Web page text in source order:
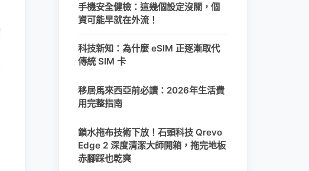
手機安全健檢：這幾個設定沒關，個
資可能早就在外流！
科技新知：為什麼 eSIM 正逐漸取代
傳統 SIM 卡
移居馬來西亞前必讀：2026年生活費
用完整指南
鎖水拖布技術下放！石頭科技 Qrevo
Edge 2 深度清潔大師開箱，拖完地板
赤腳踩也乾爽